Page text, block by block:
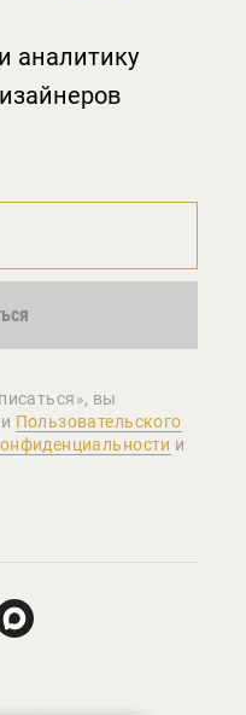
аналитику
вы
Пользовательского
и